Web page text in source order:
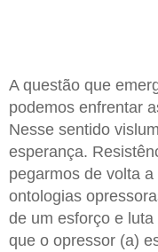
A questão que
podemos enfrentar
Nesse sentido
esperança.
pegarmos de volta
ontologias
de um esforço e
que o opressor (a)